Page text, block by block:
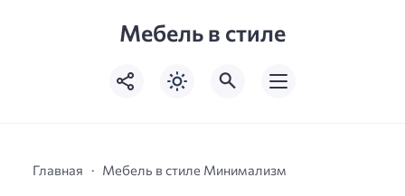
Мебель в стиле
Главная Мебель в стиле Минимализм